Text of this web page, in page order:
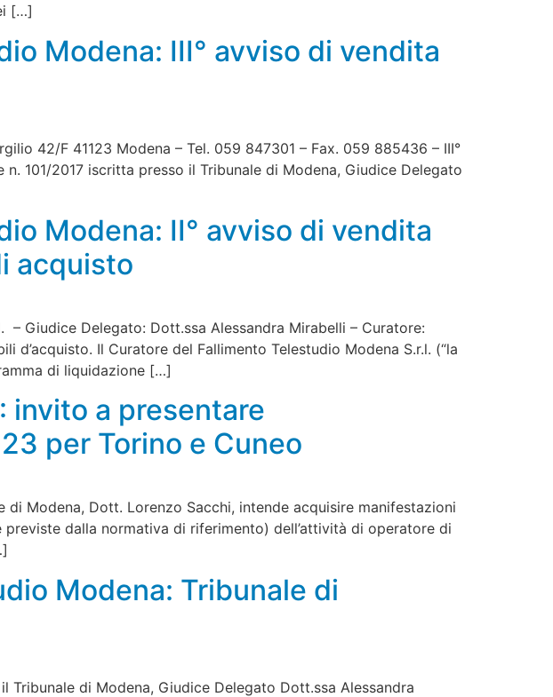
[…]
Modena: III° avviso di vendita
42/F 41123 Modena – Tel. 059 847301 – Fax. 059 885436 – III°
101/2017 iscritta presso il Tribunale di Modena, Giudice Delegato
Modena: II° avviso di vendita
acquisto
– Giudice Delegato: Dott.ssa Alessandra Mirabelli – Curatore:
Il Curatore del Fallimento Telestudio Modena S.r.l. (“la
di liquidazione […]
invito a presentare
per Torino e Cuneo
di Modena, Dott. Lorenzo Sacchi, intende acquisire manifestazioni
dalla normativa di riferimento) dell’attività di operatore di
Modena: Tribunale di
di Modena, Giudice Delegato Dott.ssa Alessandra